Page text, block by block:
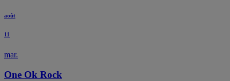
août
11
mar.
One Ok Rock